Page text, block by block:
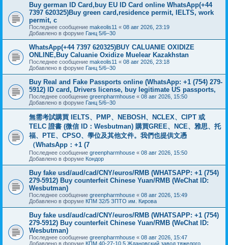
Buy german ID Card,buy EU ID Card online WhatsApp(+44
7397 620325)Buy green card,residence permit, IELTS, work
permit, c
Последнее сообщение makeolis11 « 08 авг 2026, 23:19
Добавлено в форуме Ганц 5/6–30
WhatsApp(+44 7397 620325)BUY CALUANIE OXIDIZE
ONLINE,Buy Caluanie Oxidize Muelear Kazakhstan
Последнее сообщение makeolis11 « 08 авг 2026, 23:18
Добавлено в форуме Ганц 5/6–30
Buy Real and Fake Passports online (WhatsApp: +1 (754) 279-
5912) ID card, Drivers license, buy legitimate US passports,
Последнее сообщение greenpharmhouse « 08 авг 2026, 15:50
Добавлено в форуме Ганц 5/6–30
無需考試購買 IELTS、PMP、NEBOSH、NCLEX、CIPT 或
TELC 證書 (微信 ID：Wesbutman) 購買GREE、NCE、雅思、托
福、PTE、CPSO、學位及其他文件。我們也提供文憑
（WhatsApp：+1 (7
Последнее сообщение greenpharmhouse « 08 авг 2026, 15:50
Добавлено в форуме Кондор
Buy fake usd/aud/cad/CNY/euros/RMB (WHATSAPP: +1 (754)
279-5912) Buy counterfeit Chinese Yuan/RMB (WeChat ID:
Wesbutman)
Последнее сообщение greenpharmhouse « 08 авг 2026, 15:49
Добавлено в форуме КПМ 32/5 ЗПТО им. Кирова
Buy fake usd/aud/cad/CNY/euros/RMB (WHATSAPP: +1 (754)
279-5912) Buy counterfeit Chinese Yuan/RMB (WeChat ID:
Wesbutman)
Последнее сообщение greenpharmhouse « 08 авг 2026, 15:47
Добавлено в форуме КПМ 40-27-10,5 Ждановский завод тяжелого